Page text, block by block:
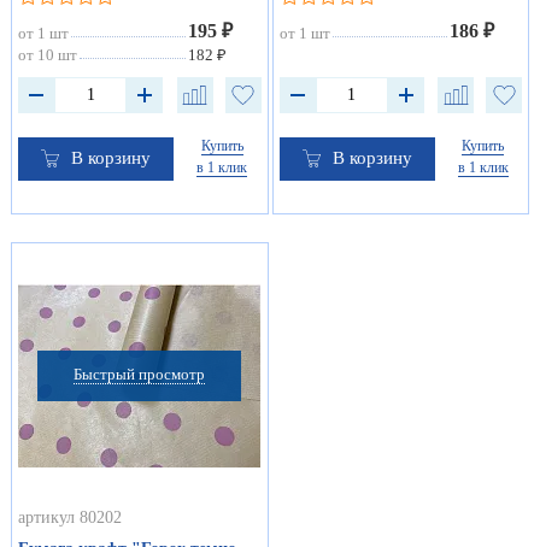
от 1 шт 195 ₽
от 10 шт 182 ₽
В корзину
Купить
в 1 клик
от 1 шт 186 ₽
В корзину
Купить
в 1 клик
Быстрый просмотр
артикул 80202